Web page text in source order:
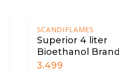
SCANDIFLAMES
Superior 4 liter
Bioethanol
80 cm
3.499